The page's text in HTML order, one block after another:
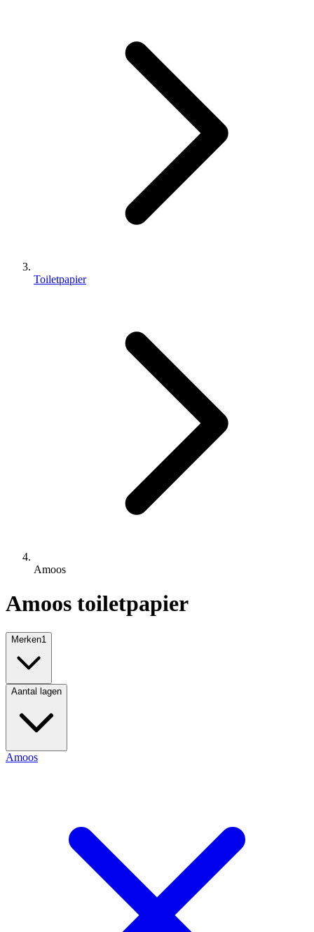
Toiletpapier
Amoos
Amoos toiletpapier
Merken1
Aantal lagen
Amoos